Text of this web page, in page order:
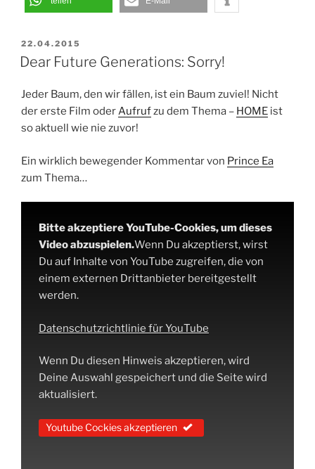
VERÖFFENTLICHT
AM
22.04.2015
Dear Future Generations: Sorry!
Jeder Baum, den wir fällen, ist ein Baum zuviel! Nicht
der erste Film oderAufrufzu dem Thema – HOME ist
so aktuell wie nie zuvor!
Ein wirklich bewegender Kommentar von Prince Ea
zum Thema…
Bitte akzeptiere YouTube-Cookies, um dieses
Video abzuspielen.Wenn Du akzeptierst, wirst
Du auf Inhalte von YouTube zugreifen, die von
einem externen Drittanbieter bereitgestellt
werden.
Datenschutzrichtlinie für YouTube
Wenn Du diesen Hinweis akzeptieren, wird
Deine Auswahl gespeichert und die Seite wird
aktualisiert.
Youtube Cockies akzeptieren